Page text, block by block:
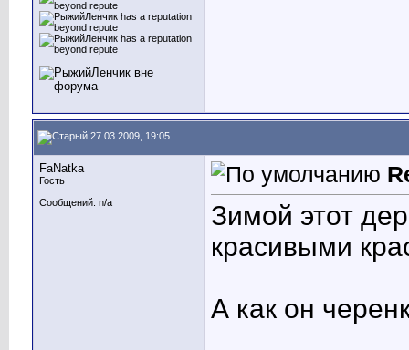
27.03.2009, 19:05
FaNatka
Гость
Сообщений: n/a
Зимой этот
красивыми
А как он